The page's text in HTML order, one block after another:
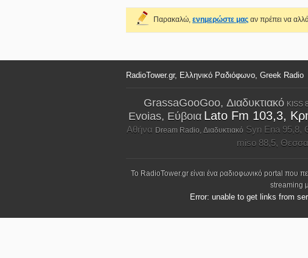
Παρακαλώ, ενημερώστε μας αν πρέπει να
RadioTower.gr, Ελληνικό Ραδιόφωνο, Greek Radio
GrassaGooGoo, Διαδυκτιακό KISS
Evoias, Εύβοια Lato Fm 103,3,
Αθήνα Dream Radio, Διαδυκτιακό Syn Ena 95,8,
miso 88,5,
Το RadioTower.gr είναι ένα ραδιοφωνικό portal που
streaming
Error: unable to get links from